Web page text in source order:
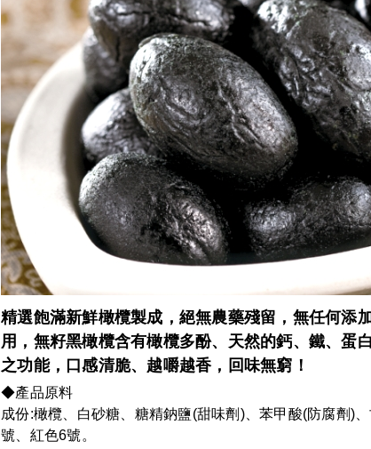
精選飽滿新鮮橄欖製成，絕無農藥殘留，無任何添
用，無籽黑橄欖含有橄欖多酚、天然的鈣、鐵、蛋
之功能，口感清脆、越嚼越香，回味無窮！
◆產品原料
成份:橄欖、白砂糖、糖精鈉鹽(甜味劑)、苯甲酸(防腐劑)
號、紅色6號。